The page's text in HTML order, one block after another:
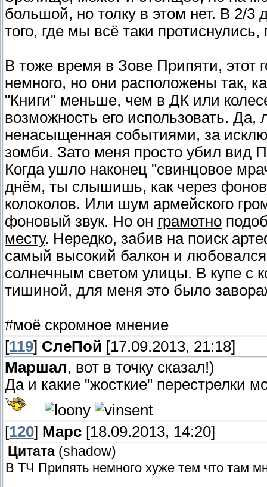
большой, но толку в этом нет. В 2/
того, где мы всё таки
В тоже время в Зове Припяти, этот
немного, но они расположены так,
"Книги" меньше, чем в ДК или
возможность его использовать. Да,
ненасыщенная событиями, за
зомби. Зато меня просто убил вид
Когда ушло наконец "свинцовое
днём, ты слышишь, как через
колоколов. Или шум армейского
фоновый звук. Но он грамотно
месту. Нередко, забив на поиск
самый высокий балкон и
солнечным светом улицы. В купе с
тишиной, для меня это было
#моё скромное мнение
[119] СлеПoй [17.09.2013, 21:18]
Маршал, вот в точку сказал!)
Да и какие "жосткие" перестрелки
[120] Марс [18.09.2013, 14:20]
Цитата (shadow)
В ТЧ Припять немного хуже тем что там